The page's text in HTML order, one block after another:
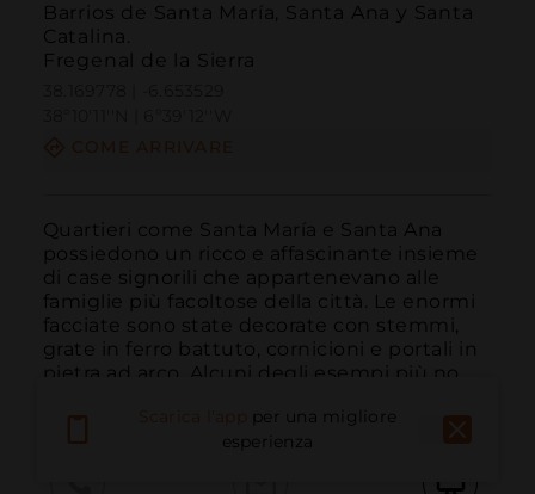
Barrios de Santa María, Santa Ana y Santa
Catalina.
Fregenal de la Sierra
Quartieri come Santa María e Santa Ana
possiedono un ricco e affascinante insieme
di case signorili che appartenevano alle
famiglie più facoltose della città. Le enormi
facciate sono state decorate con stemmi,
grate in ferro battuto, cornicioni e portali in
pietra ad arco. Alcuni degli esempi più no...
per una migliore
esperienza